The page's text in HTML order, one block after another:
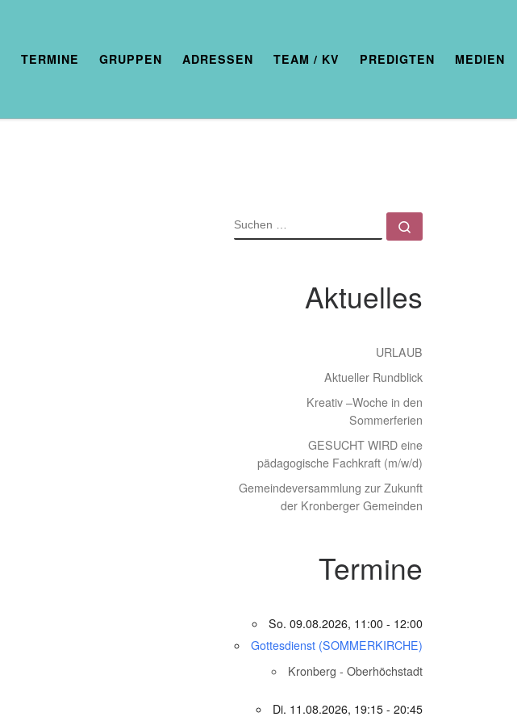
TERMINE GRUPPEN ADRESSEN TEAM / KV PREDIGTEN MEDIEN
SUCHE
Aktuelles
URLAUB
Aktueller Rundblick
Kreativ –Woche in den
Sommerferien
GESUCHT WIRD eine
pädagogische Fachkraft (m/w/d)
Gemeindeversammlung zur Zukunft
der Kronberger Gemeinden
Termine
So. 09.08.2026, 11:00 - 12:00
Gottesdienst (SOMMERKIRCHE)
Kronberg - Oberhöchstadt
Di. 11.08.2026, 19:15 - 20:45